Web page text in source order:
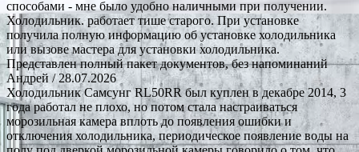
способами - мне было удобно наличными при получении.
Холодильник. работает тише старого. При установке
получила полную информацию об установке холодильника
или вызове мастера для установки холодильника.
Представлен полный пакет документов, без напоминаний
Андрей / 28.07.2026
Холодильник Самсунг RL50RR был куплен в декабре 2014, 3
года работал не плохо, но потом стала настраиваться
морозильная камера вплоть до появления ошибки и
отключения холодильника, периодическое появление воды на